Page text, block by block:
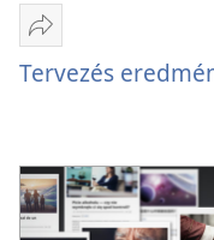
Megosztás
Tervezés
Tervezés